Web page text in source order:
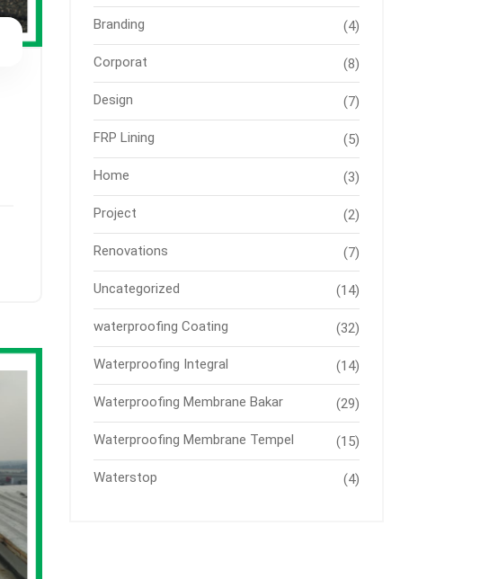
Branding (4)
Corporat (8)
Design (7)
FRP Lining (5)
Home (3)
Project (2)
Renovations (7)
Uncategorized (14)
waterproofing Coating (32)
Waterproofing Integral (14)
Waterproofing Membrane Bakar (29)
Waterproofing Membrane Tempel (15)
Waterstop (4)